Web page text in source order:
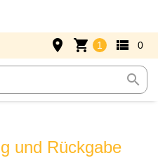
search
place shopping_cart 1 view_list 0
und Rückgabe